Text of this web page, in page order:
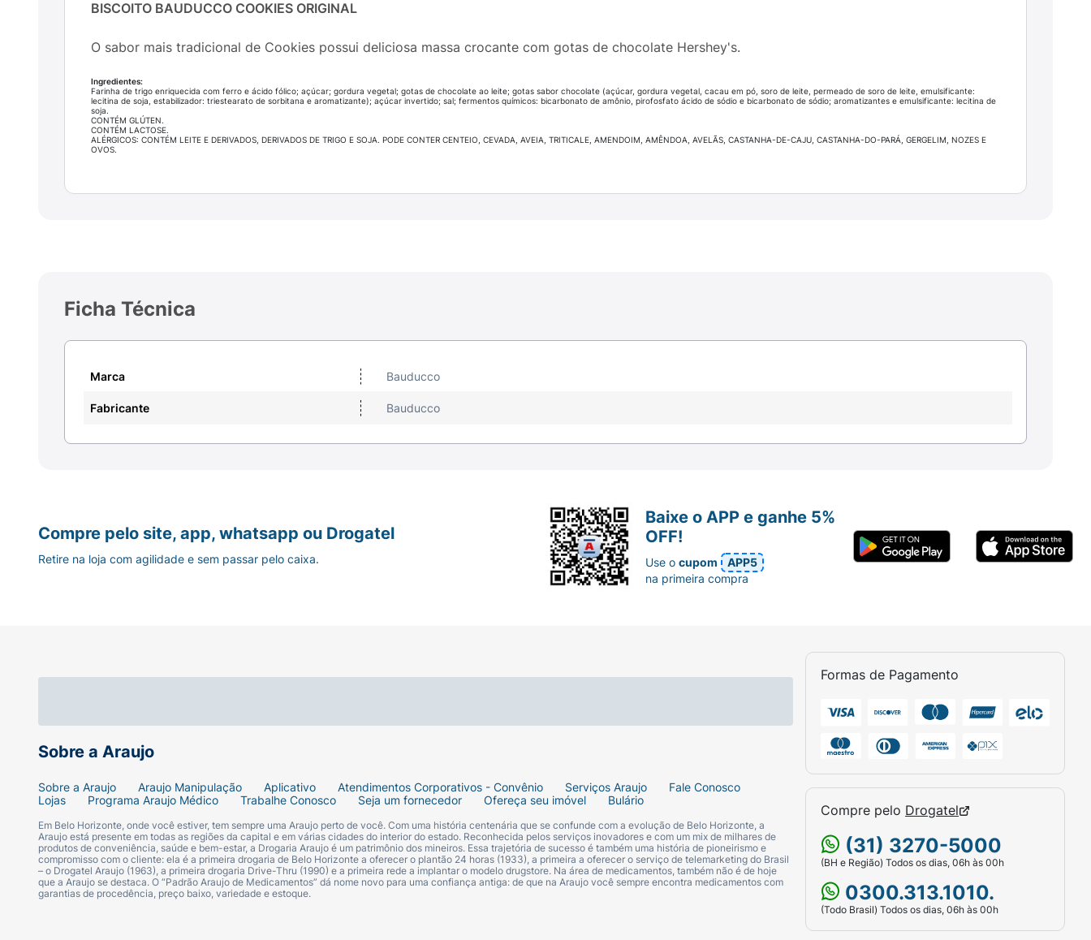
BISCOITO BAUDUCCO COOKIES ORIGINAL
O sabor mais tradicional de Cookies possui deliciosa massa crocante com gotas de chocolate Hershey's.
Ingredientes:
Farinha de trigo enriquecida com ferro e ácido fólico; açúcar; gordura vegetal; gotas de chocolate ao leite; gotas sabor chocolate (açúcar, gordura vegetal, cacau em pó, soro de leite, permeado de soro de leite, emulsificante:
lecitina de soja, estabilizador: triestearato de sorbitana e aromatizante); açúcar invertido; sal; fermentos químicos: bicarbonato de amônio, pirofosfato ácido de sódio e bicarbonato de sódio; aromatizantes e emulsificante: lecitina de
soja.
CONTÉM GLÚTEN.
CONTÉM LACTOSE.
ALÉRGICOS: CONTÉM LEITE E DERIVADOS, DERIVADOS DE TRIGO E SOJA. PODE CONTER CENTEIO, CEVADA, AVEIA, TRITICALE, AMENDOIM, AMÊNDOA, AVELÃS, CASTANHA-DE-CAJU, CASTANHA-DO-PARÁ, GERGELIM, NOZES E
OVOS.
Ficha Técnica
Marca Bauducco
Fabricante Bauducco
Sobre a Araujo
Sobre a Araujo Araujo Manipulação Aplicativo Atendimentos Corporativos - Convênio Serviços Araujo
Fale Conosco
Lojas
Programa Araujo Médico Trabalhe Conosco Seja um fornecedor Ofereça seu imóvel Bulário
Em Belo Horizonte, onde você estiver, tem sempre uma Araujo perto de você. Com uma história centenária que se confunde com a evolução de Belo Horizonte, a
Araujo está presente em todas as regiões da capital e em várias cidades do interior do estado. Reconhecida pelos serviços inovadores e com um mix de milhares de
produtos de conveniência, saúde e bem-estar, a Drogaria Araujo é um patrimônio dos mineiros. Essa trajetória de sucesso é também uma história de pioneirismo e
compromisso com o cliente: ela é a primeira drogaria de Belo Horizonte a oferecer o plantão 24 horas (1933), a primeira a oferecer o serviço de telemarketing do Brasil
– o Drogatel Araujo (1963), a primeira drogaria Drive-Thru (1990) e a primeira rede a implantar o modelo drugstore. Na área de medicamentos, também não é de hoje
que a Araujo se destaca. O “Padrão Araujo de Medicamentos” dá nome novo para uma confiança antiga: de que na Araujo você sempre encontra medicamentos com
garantias de procedência, preço baixo, variedade e estoque.
Formas de Pagamento
Compre pelo Drogatel
(31) 3270-5000
(BH e Região) Todos os dias, 06h às 00h
0300.313.1010.
(Todo Brasil) Todos os dias, 06h às 00h
Compre pelo site, app, whatsapp ou Drogatel
Retire na loja com agilidade e sem passar pelo caixa.
Baixe o APP e ganhe 5%
OFF!
Use ocupom
APP5
na primeira compra